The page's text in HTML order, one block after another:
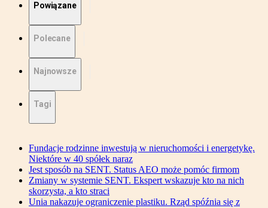
Powiązane
Polecane
Najnowsze
Tagi
Fundacje rodzinne inwestują w nieruchomości i energetykę.
Niektóre w 40 spółek naraz
Jest sposób na SENT. Status AEO może pomóc firmom
Zmiany w systemie SENT. Ekspert wskazuje kto na nich
skorzysta, a kto straci
Unia nakazuje ograniczenie plastiku. Rząd spóźnia się z